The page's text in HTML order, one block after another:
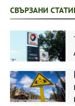
СВЪРЗАНИ